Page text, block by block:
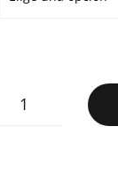
CAMISETA